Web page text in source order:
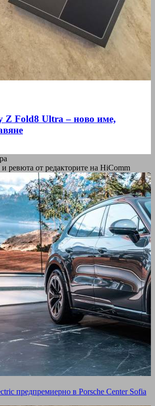
Z Fold8 Ultra – ново име,
ревюта от редакторите на HiComm
предпремиерно в Porsche Center Sofia